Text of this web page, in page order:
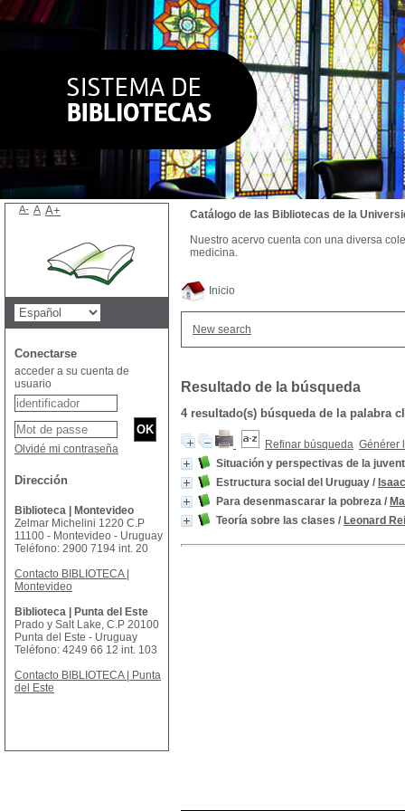
Inicio
New search
Resultado de la búsqueda
4 resultado(s) búsqueda de la palabra
Refinar búsqueda Générer
Situación y perspectivas de la
Estructura social del Uruguay /
Para desenmascarar la pobreza /
Teoría sobre las clases / Leonard
Catálogo de las Bibliotecas de la
Nuestro acervo cuenta con una diversa
medicina.
A- A A+
Conectarse
acceder a su cuenta de
usuario
Olvidé mi contraseña
Dirección
Biblioteca | Montevideo
Zelmar Michelini 1220 C.P
11100 - Montevideo - Uruguay
Teléfono: 2900 7194 int. 20
Contacto BIBLIOTECA |
Montevideo
Biblioteca | Punta del Este
Prado y Salt Lake, C.P 20100
Punta del Este - Uruguay
Teléfono: 4249 66 12 int. 103
Contacto BIBLIOTECA | Punta
del Este